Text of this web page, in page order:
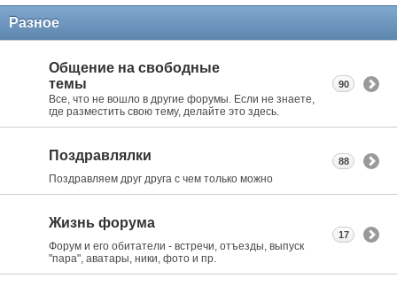
Разное
Общение на свободные
темы
Все, что не вошло в другие форумы. Если не знаете,
где разместить свою тему, делайте это здесь.
90
Поздравлялки
Поздравляем друг друга с чем только можно
88
Жизнь форума
Форум и его обитатели - встречи, отъезды, выпуск
"пара", аватары, ники, фото и пр.
17